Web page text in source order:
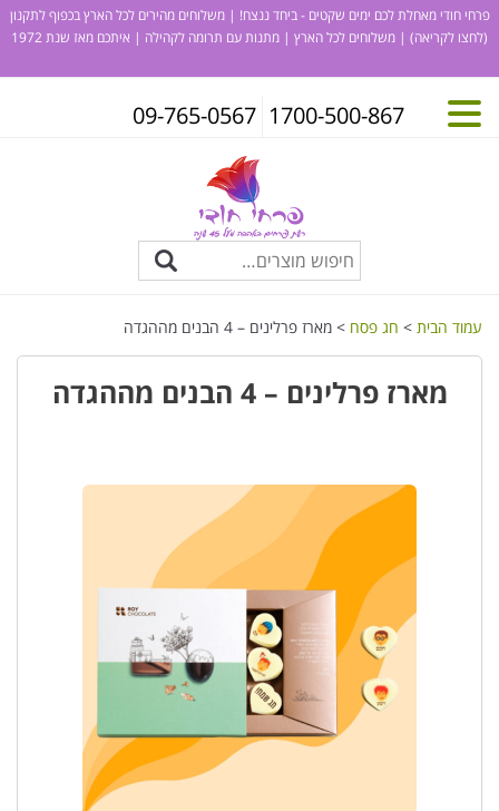
פרחי חודי מאחלת לכם ימים שקטים - ביחד ננצח! | משלוחים מהירים לכל הארץ בכפוף לתקנון
(לחצו לקריאה) | משלוחים לכל הארץ | מתנות עם תרומה לקהילה | איתכם מאז שנת 1972
1700-500-867
09-765-0567
עמוד הבית > חג פסח > מארז פרלינים – 4 הבנים מההגדה
מארז פרלינים – 4 הבנים מההגדה